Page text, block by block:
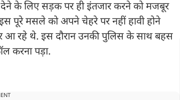
देने के लिए सड़क पर ही इंतजार करने को मजबूर
इस पूरे मसले को अपने चेहरे पर नहीं हावी होने
आ रहे थे. इस दौरान उनकी पुलिस के साथ बहस
करना पड़ा.